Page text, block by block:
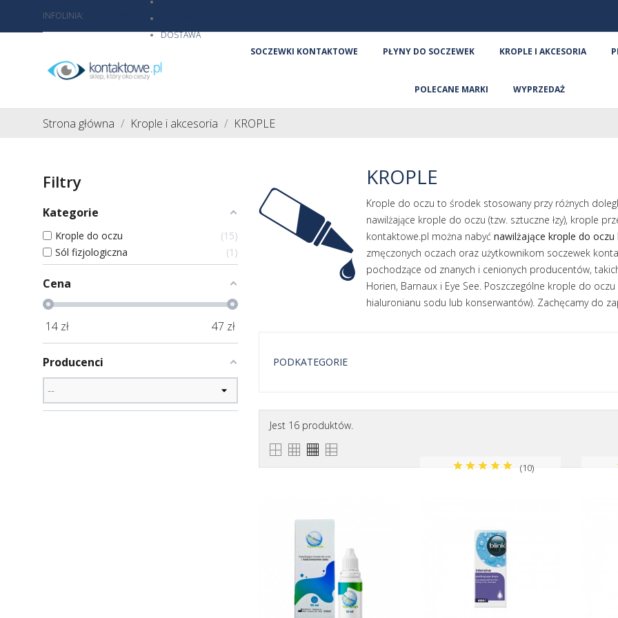
INFOLINIA:
DOSTAWA
SOCZEWKI KONTAKTOWE
PŁYNY DO SOCZEWEK KROPLE I AKCESORIA
POLECANE MARKI WYPRZEDAŻ
Strona główna Krople i akcesoria KROPLE
Filtry
Kategorie
Krople do oczu
15
Sól fizjologiczna
1
Cena
14 zł 47 zł
Producenci
KROPLE
Krople do oczu to środek stosowany przy różnych
nawilżające krople do oczu (tzw. sztuczne łzy), krople
kontaktowe.pl można nabyć nawilżające krople do oczu
zmęczonych oczach oraz użytkownikom soczewek
pochodzące od znanych i cenionych producentów,
Horien, Barnaux i Eye See. Poszczególne krople do
hialuronianu sodu lub konserwantów). Zachęcamy do
PODKATEGORIE
Jest 16 produktów.
(10)